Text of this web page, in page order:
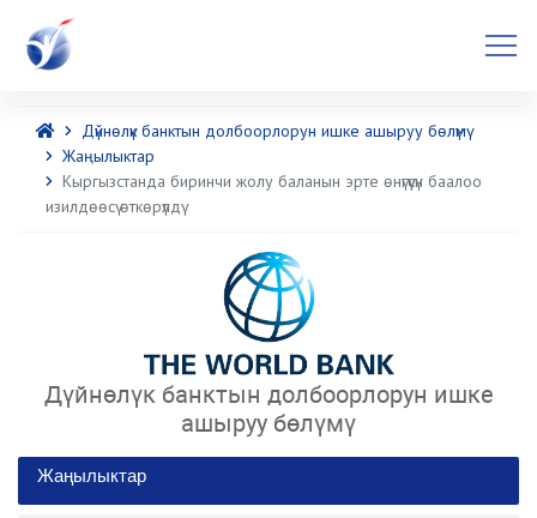
Дүйнөлүк банктын долбоорлорун ишке ашыруу бөлүмү
Жаңылыктар
Кыргызстанда биринчи жолу баланын эрте өнүгүүсүн баалоо
изилдөөсү өткөрүлдү
Дүйнөлүк банктын долбоорлорун ишке
ашыруу бөлүмү
Жаңылыктар